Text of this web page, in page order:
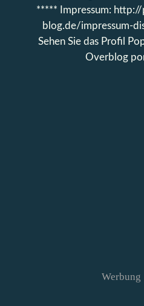
***** Impressum:
blog.de/impressum-
Sehen Sie das Profil
Overblog
Werbung